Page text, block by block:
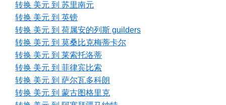
转换 美元 到 苏里南元
转换 美元 到 英镑
转换 美元 到 荷属安的列斯 guilders
转换 美元 到 莫桑比克梅蒂卡尔
转换 美元 到 莱索托洛蒂
转换 美元 到 菲律宾比索
转换 美元 到 萨尔瓦多科朗
转换 美元 到 蒙古图格里克